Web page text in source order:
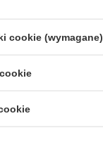
cookie (wymagane)